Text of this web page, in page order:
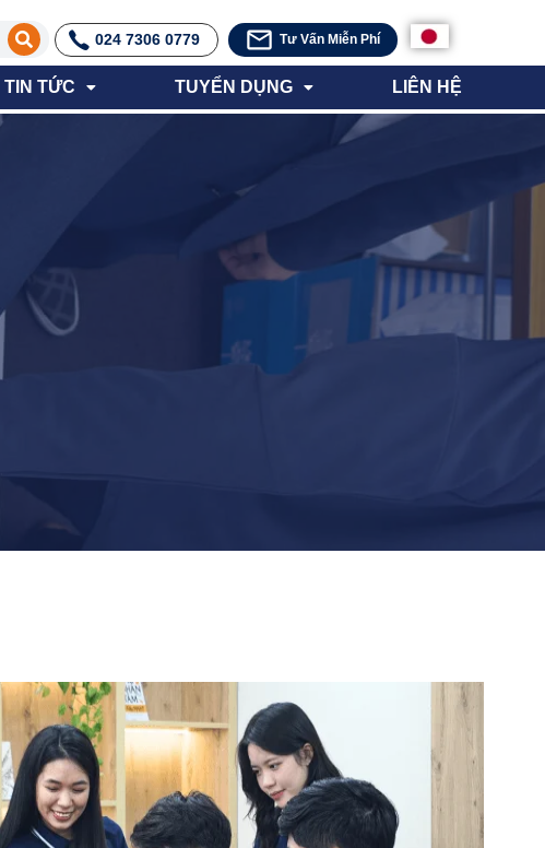
024 7306 0779 Tư Vấn Miễn Phí
TIN TỨC TUYỂN DỤNG LIÊN HỆ